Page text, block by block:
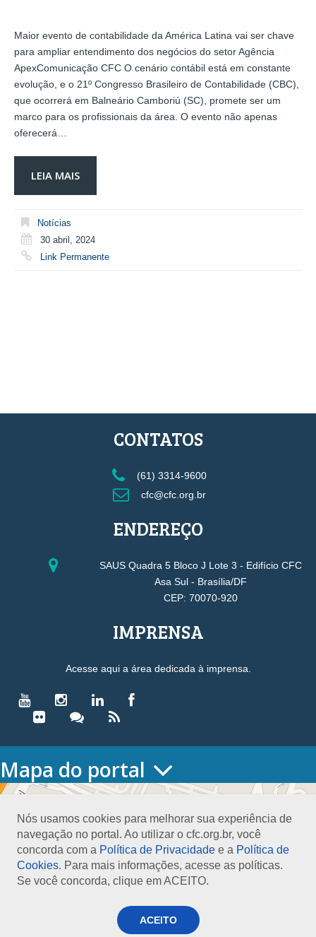
Maior evento de contabilidade da América Latina vai ser chave
para ampliar entendimento dos negócios do setor Agência
ApexComunicação CFC O cenário contábil está em constante
evolução, e o 21º Congresso Brasileiro de Contabilidade (CBC),
que ocorrerá em Balneário Camboriú (SC), promete ser um
marco para os profissionais da área. O evento não apenas
oferecerá…
LEIA MAIS
Notícias
30 abril, 2024
Link Permanente
Nós usamos cookies para melhorar sua experiência de
navegação no portal. Ao utilizar o cfc.org.br, você
concorda com a Política de Privacidade e a Política de
Cookies. Para mais informações, acesse as políticas.
Se você concorda, clique em ACEITO.
ACEITO
CONTATOS
(61) 3314-9600
cfc@cfc.org.br
ENDEREÇO
SAUS Quadra 5 Bloco J Lote 3 - Edifício CFC
Asa Sul - Brasília/DF
CEP: 70070-920
IMPRENSA
Acesse aqui a área dedicada à imprensa.
Mapa do portal
HOME
Conselho Diretor
Nossa Sede
Planejamento
Organograma
Medalha João Lyra